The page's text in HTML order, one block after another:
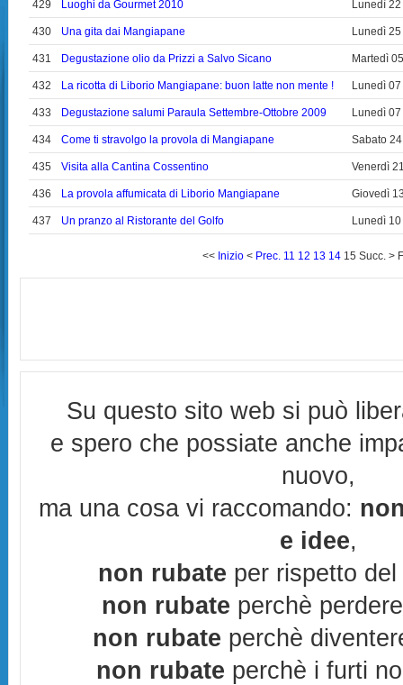
429 Luoghi da Gourmet 2010 Lunedì
430 Una gita dai Mangiapane Lunedì
431 Degustazione olio da Prizzi a Salvo Sicano Martedì
432 La ricotta di Liborio Mangiapane: buon latte non mente ! Lunedì
433 Degustazione salumi Paraula Settembre-Ottobre 2009 Lunedì
434 Come ti stravolgo la provola di Mangiapane Sabato
435 Visita alla Cantina Cossentino Venerdì
436 La provola affumicata di Liborio Mangiapane Giovedì
437 Un pranzo al Ristorante del Golfo Lunedì
<< Inizio < Prec. 11 12 13 14 15 Succ. >
Su questo sito web si può
e spero che possiate anche
nuovo,
ma una cosa vi raccomando:
e idee,
non rubate per rispetto
non rubate perchè
non rubate perchè
non rubate perchè i furti